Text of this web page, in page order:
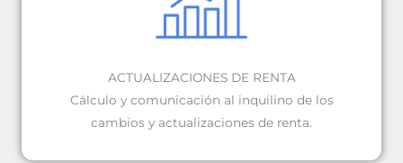
ACTUALIZACIONES DE RENTA
Cálculo y comunicación al inquilino de los
cambios y actualizaciones de renta.